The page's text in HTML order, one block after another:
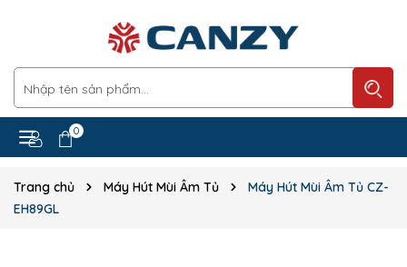
0
Trang chủ Máy Hút Mùi Âm Tủ
Máy Hút Mùi Âm Tủ CZ-
EH89GL